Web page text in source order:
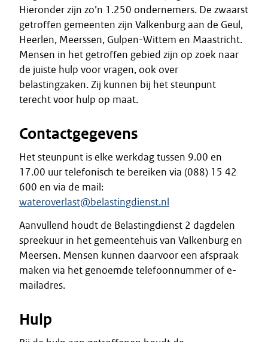
Hieronder zijn zo’n 1.250 ondernemers. De zwaarst
getroffen gemeenten zijn Valkenburg aan de Geul,
Heerlen, Meerssen, Gulpen-Wittem en Maastricht.
Mensen in het getroffen gebied zijn op zoek naar
de juiste hulp voor vragen, ook over
belastingzaken. Zij kunnen bij het steunpunt
terecht voor hulp op maat.
Contactgegevens
Het steunpunt is elke werkdag tussen 9.00 en
17.00 uur telefonisch te bereiken via (088) 15 42
600 en via de mail:
wateroverlast@belastingdienst.nl
Aanvullend houdt de Belastingdienst 2 dagdelen
spreekuur in het gemeentehuis van Valkenburg en
Meersen. Mensen kunnen daarvoor een afspraak
maken via het genoemde telefoonnummer of e-
mailadres.
Hulp